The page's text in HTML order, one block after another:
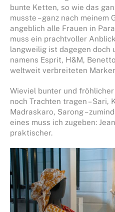
bunte Ketten, so wie das
musste – ganz nach meinem
angeblich alle Frauen in
muss ein prachtvoller
langweilig ist dagegen doch
namens Esprit, H&M,
weltweit verbreiteten
Wieviel bunter und
noch Trachten tragen – Sari,
Madraskaro, Sarong –
eines muss ich zugeben:
praktischer.